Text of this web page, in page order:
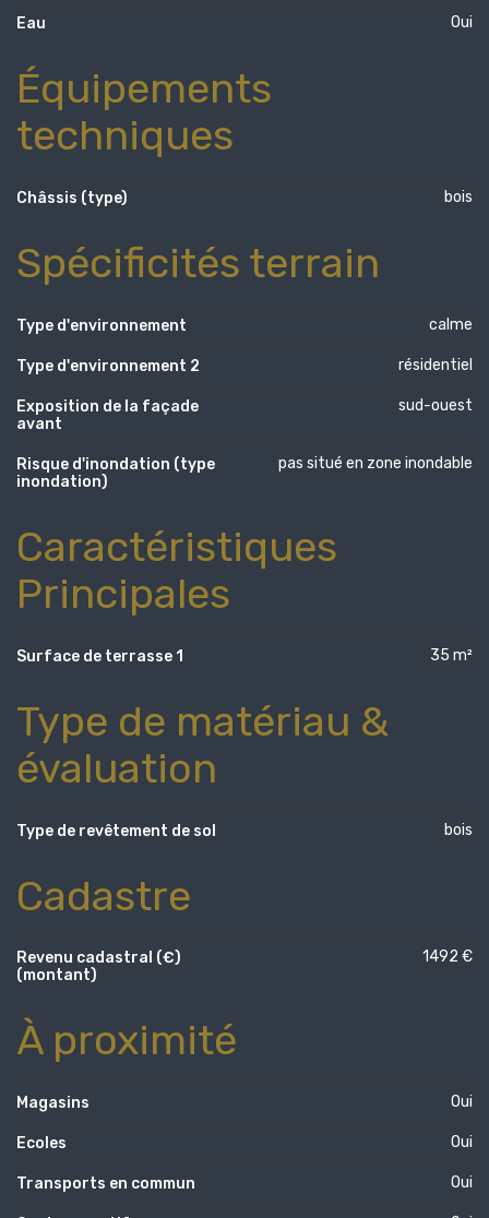
Eau Oui
Équipements
techniques
Châssis (type) bois
Spécificités terrain
Type d'environnement calme
Type d'environnement 2 résidentiel
Exposition de la façade
avant
sud-ouest
Risque d'inondation (type
inondation)
pas situé en zone inondable
Caractéristiques
Principales
Surface de terrasse 1 35 m²
Type de matériau &
évaluation
Type de revêtement de sol bois
Cadastre
Revenu cadastral (€)
(montant)
1492 €
À proximité
Magasins Oui
Ecoles Oui
Transports en commun Oui